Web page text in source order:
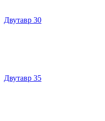
Двутавр 30
Двутавр 35